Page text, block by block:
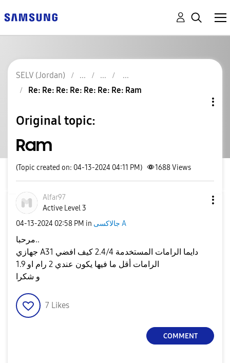
SELV (Jordan)
Re: Re: Re: Re: Re: Re: Re: Ram
Original topic:
Ram
(Topic created on: 04-13-2024 04:11 PM) 1688Views
Alfar97
Active Level 3
‎04-13-2024 02:58 PM in جالاكسى A
مرحبا..
جهازي A31 دايما الرامات المستخدمة 2.4/4 كيف افضي
الرامات أقل ما فيها يكون عندي 2 رام او 1.9
و شكرا
7 Likes
COMMENT